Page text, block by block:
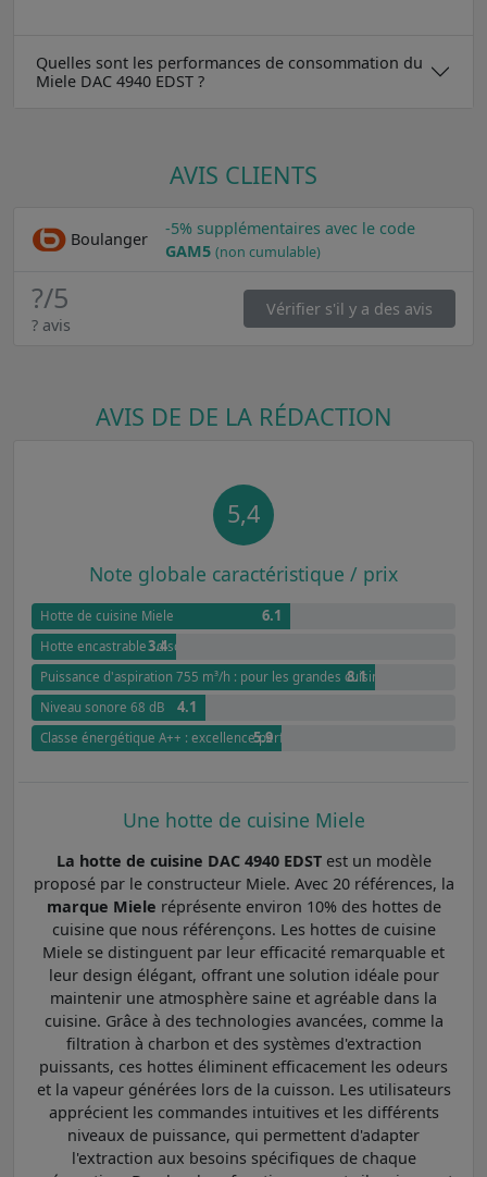
Quelles sont les performances de consommation du
Miele DAC 4940 EDST ?
AVIS CLIENTS
Boulanger
-5% supplémentaires avec le code
GAM5 (non cumulable)
?/5
? avis
Vérifier s'il y a des avis
AVIS DE DE LA RÉDACTION
5,4
Note globale caractéristique / prix
Hotte de cuisine Miele 6.1
Hotte encastrable : discrétion et efficacité
3.4
Puissance d'aspiration 755 m³/h : pour les grandes cuisines
8.1
Niveau sonore 68 dB 4.1
Classe énergétique A++ : excellence performance énergétique
5.9
Une hotte de cuisine Miele
La hotte de cuisine DAC 4940 EDSTest un modèle
proposé par le constructeur Miele. Avec 20 références, la
marque Miele réprésente environ 10% des hottes de
cuisine que nous référençons. Les hottes de cuisine
Miele se distinguent par leur efficacité remarquable et
leur design élégant, offrant une solution idéale pour
maintenir une atmosphère saine et agréable dans la
cuisine. Grâce à des technologies avancées, comme la
filtration à charbon et des systèmes d'extraction
puissants, ces hottes éliminent efficacement les odeurs
et la vapeur générées lors de la cuisson. Les utilisateurs
apprécient les commandes intuitives et les différents
niveaux de puissance, qui permettent d'adapter
l'extraction aux besoins spécifiques de chaque